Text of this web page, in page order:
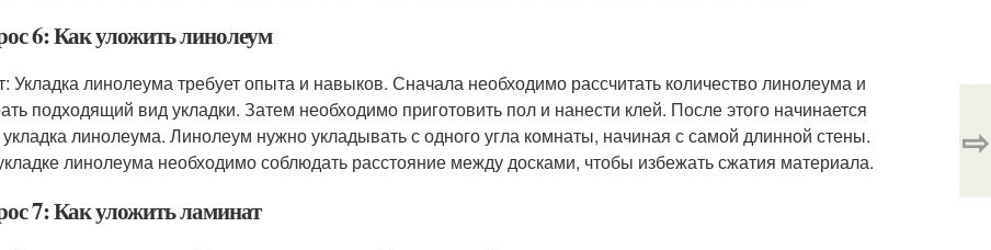
6: Как уложить линолеум
Укладка линолеума требует опыта и навыков. Сначала необходимо рассчитать количество линолеума и
подходящий вид укладки. Затем необходимо приготовить пол и нанести клей. После этого начинается
линолеума. Линолеум нужно укладывать с одного угла комнаты, начиная с самой длинной стены.
линолеума необходимо соблюдать расстояние между досками, чтобы избежать сжатия материала.
7: Как уложить ламинат
⇨